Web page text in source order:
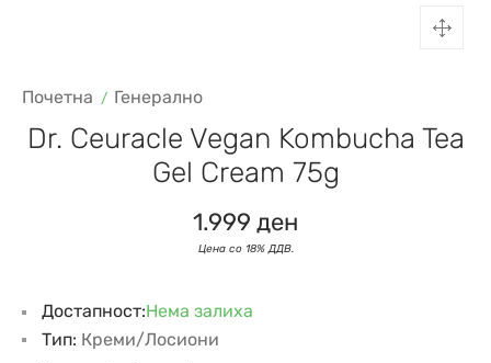
Почетна Генерално
Dr. Ceuracle Vegan Kombucha Tea
Gel Cream 75g
1.999 ден
Достапност:Нема залиха
Тип: Креми/Лосиони